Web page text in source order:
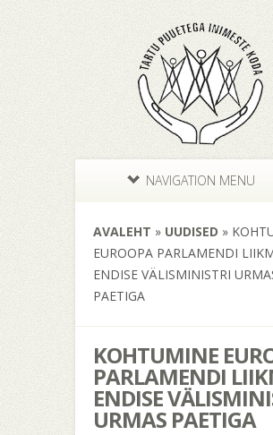
NAVIGATION MENU
AVALEHT » UUDISED »
EUROOPA PARLAMENDI
ENDISE VÄLISMINISTRI
PAETIGA
KOHTUMINE
PARLAMENDI
ENDISE
URMAS PAETIGA